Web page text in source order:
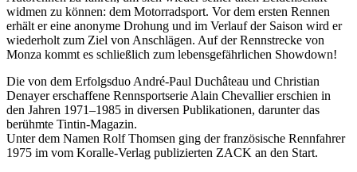
widmen zu können: dem Motorradsport. Vor dem ersten Rennen
erhält er eine anonyme Drohung und im Verlauf der Saison wird er
wiederholt zum Ziel von Anschlägen. Auf der Rennstrecke von
Monza kommt es schließlich zum lebensgefährlichen Showdown!
Die von dem Erfolgsduo André-Paul Duchâteau und Christian
Denayer erschaffene Rennsportserie Alain Chevallier erschien in
den Jahren 1971–1985 in diversen Publikationen, darunter das
berühmte Tintin-Magazin.
Unter dem Namen Rolf Thomsen ging der französische Rennfahrer
1975 im vom Koralle-Verlag publizierten ZACK an den Start.